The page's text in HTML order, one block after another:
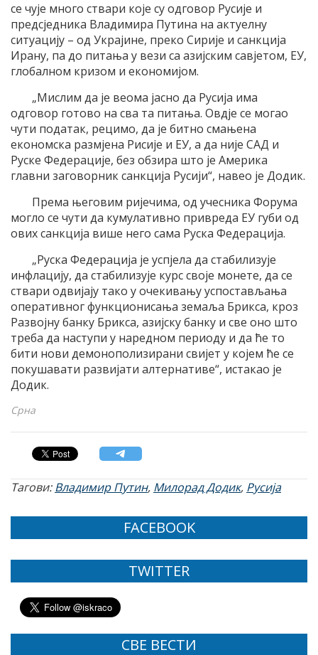
се чује много ствари које су одговор Русије и
предсједника Владимира Путина на актуелну
ситуацију – од Украјине, преко Сирије и санкција
Ирану, па до питања у вези са азијским савјетом, ЕУ,
глобалном кризом и економијом.
„Мислим да је веома јасно да Русија има
одговор готово на сва та питања. Овдје се могао
чути податак, рецимо, да је битно смањена
економска размјена Рисије и ЕУ, а да није САД и
Руске Федерације, без обзира што је Америка
главни заговорник санкција Русији“, навео је Додик.
Према његовим ријечима, од учесника Форума
могло се чути да кумулативно привреда ЕУ губи од
ових санкција више него сама Руска Федерација.
„Руска Федерација је успјела да стабилизује
инфлацију, да стабилизује курс своје монете, да се
ствари одвијају тако у очекивању успостављања
оперативног функционисања земаља Брикса, кроз
Развојну банку Брикса, азијску банку и све оно што
треба да наступи у наредном периоду и да ће то
бити нови демонополизирани свијет у којем ће се
покушавати развијати алтернативе“, истакао је
Додик.
Срна
Тагови:Владимир Путин, Милорад Додик, Русија
FACEBOOK
TWITTER
СВЕ ВЕСТИ